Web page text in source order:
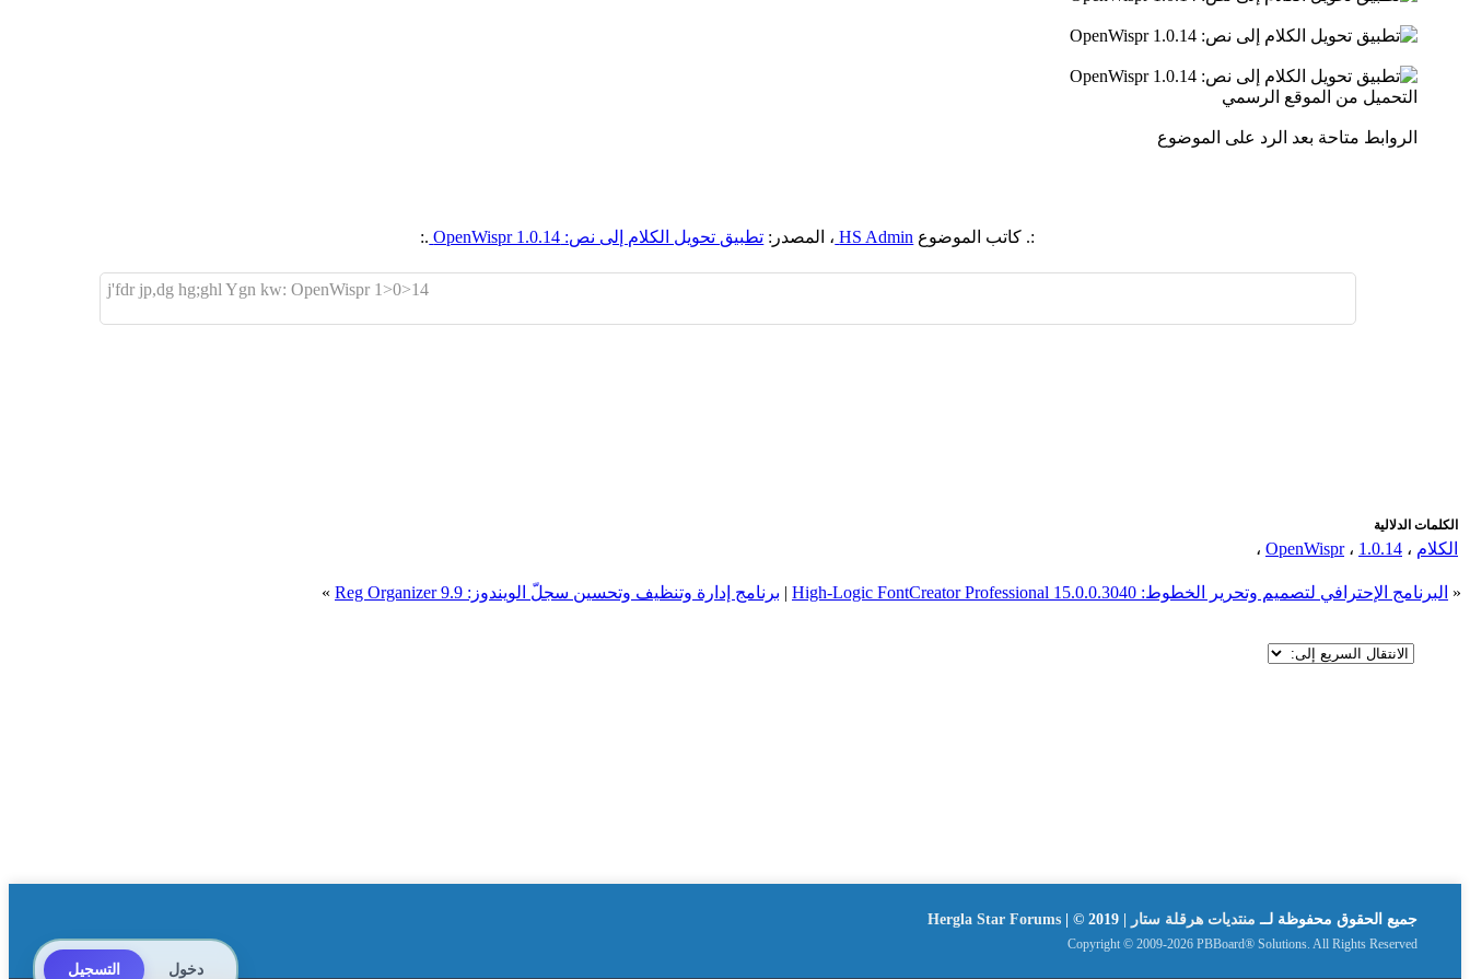
التحميل من الموقع الرسمي
الروابط متاحة بعد الرد على الموضوع
:. كاتب الموضوع HS Admin ، المصدر: تطبيق تحويل الكلام إلى نص: OpenWispr 1.0.14 .:
j'fdr jp,dg hg;ghl Ygn kw: OpenWispr 1>0>14
الكلمات الدلالية
الكلام ، OpenWispr، 1.0.14 ،
« البرنامج الإحترافي لتصميم وتحرير الخطوط: High-Logic FontCreator Professional 15.0.0.3040 | برنامج إدارة وتنظيف وتحسين سجلّ الويندوز: Reg Organizer 9.9 »
جميع الحقوق محفوظة لــ منتديات هرقلة ستار | Hergla Star Forums | © 2019
Copyright © 2009-2026 PBBoard® Solutions. All Rights Reserved
دخول التسجيل